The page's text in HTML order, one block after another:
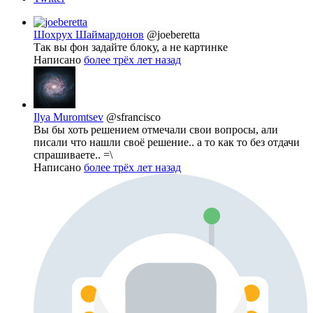
Шохрух Шаймардонов @joeberetta
Так вы фон задайте блоку, а не картинке
Написано более трёх лет назад
Ilya Muromtsev @sfrancisco
Вы бы хоть решением отмечали свои вопросы, али
писали что нашли своё решение.. а то как то без отдачи
спрашиваете.. =\
Написано более трёх лет назад